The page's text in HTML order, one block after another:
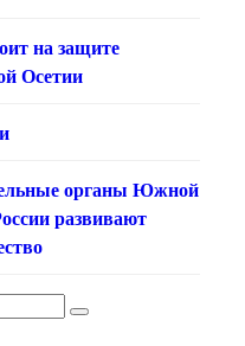
на защите
Осетии
органы Южной
развивают